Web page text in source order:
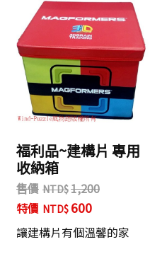
福利品~建構片 專用
收納箱
售價
1,200
特價
600
讓建構片有個溫馨的家